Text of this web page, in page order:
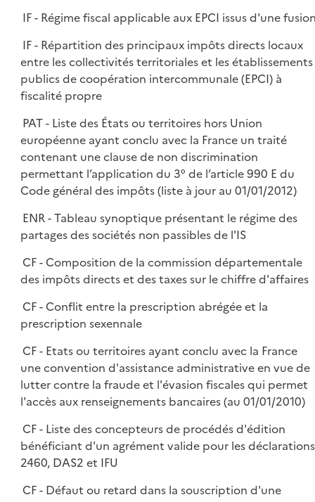
IF - Régime fiscal applicable aux EPCI issus d'une
IF - Répartition des principaux impôts directs locaux
entre les collectivités territoriales et les établissements
publics de coopération intercommunale (EPCI) à
fiscalité propre
PAT - Liste des États ou territoires hors Union
européenne ayant conclu avec la France un traité
contenant une clause de non discrimination
permettant l’application du 3° de l’article 990 E du
Code général des impôts (liste à jour au 01/01/2012)
ENR - Tableau synoptique présentant le régime des
partages des sociétés non passibles de l'IS
CF - Composition de la commission départementale
des impôts directs et des taxes sur le chiffre d'affaires
CF - Conflit entre la prescription abrégée et la
prescription sexennale
CF - Etats ou territoires ayant conclu avec la France
une convention d'assistance administrative en vue de
lutter contre la fraude et l'évasion fiscales qui permet
l'accès aux renseignements bancaires (au 01/01/2010)
CF - Liste des concepteurs de procédés d'édition
bénéficiant d'un agrément valide pour les déclarations
2460, DAS2 et IFU
CF - Défaut ou retard dans la souscription d'une